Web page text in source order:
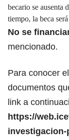
becario se ausenta
tiempo, la beca
No se
mencionado.
Para conocer
documentos
link a
https://
investigacion-